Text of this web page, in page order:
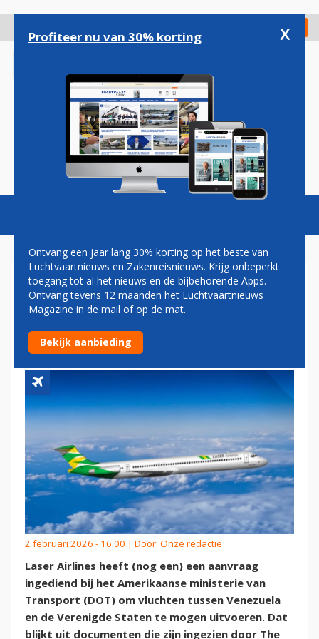
gaan
Check in
Magazine Podcasts Vacatures
VENEZOLAANS LASER
AIRLINES DIENT AANVRAAG
IN VOOR VLUCHTEN NAAR VS
2 februari 2026 - 16:00 | Door: Onze redactie
Laser Airlines heeft (nog een) een aanvraag
ingediend bij het Amerikaanse ministerie van
Transport (DOT) om vluchten tussen Venezuela
en de Verenigde Staten te mogen uitvoeren. Dat
blijkt uit documenten die zijn ingezien door The
Profiteer nu van 30% korting x
Ontvang een jaar lang 30% korting op het beste van
Luchtvaartnieuws en Zakenreisnieuws. Krijg onbeperkt
toegang tot al het nieuws en de bijbehorende Apps.
Ontvang tevens 12 maanden het Luchtvaartnieuws
Magazine in de mail of op de mat.
Bekijk aanbieding